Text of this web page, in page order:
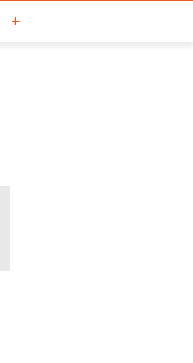
+